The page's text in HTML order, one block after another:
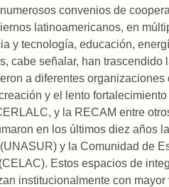
convenios de
latinoamericanos, en
y tecnología, educación,
cabe señalar, han trascendido
a diferentes organizaciones
y el lento
y la RECAM entre
en los últimos diez años
y la Comunidad de
Estos espacios de
institucionalmente con mayor